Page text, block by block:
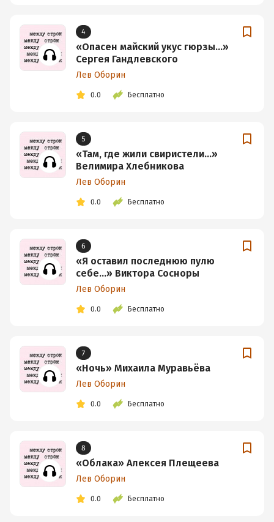
4
«Опасен майский укус гюрзы…»
Сергея Гандлевского
Лев Оборин
0.0 Бесплатно
5
«Там, где жили свиристели…»
Велимира Хлебникова
Лев Оборин
0.0 Бесплатно
6
«Я оставил последнюю пулю
себе…» Виктора Сосноры
Лев Оборин
0.0 Бесплатно
7
«Ночь» Михаила Муравьёва
Лев Оборин
0.0 Бесплатно
8
«Облака» Алексея Плещеева
Лев Оборин
0.0 Бесплатно